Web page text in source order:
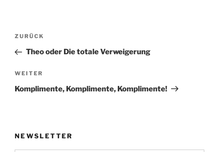
Beitragsnavigation
Vorheriger
Beitrag
ZURÜCK
Theo oder Die totale Verweigerung
Nächster
Beitrag
WEITER
Komplimente, Komplimente, Komplimente!
NEWSLETTER